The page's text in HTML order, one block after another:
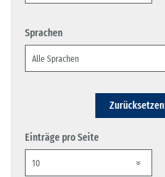
Sprachen
Zurücksetzen
Einträge pro Seite